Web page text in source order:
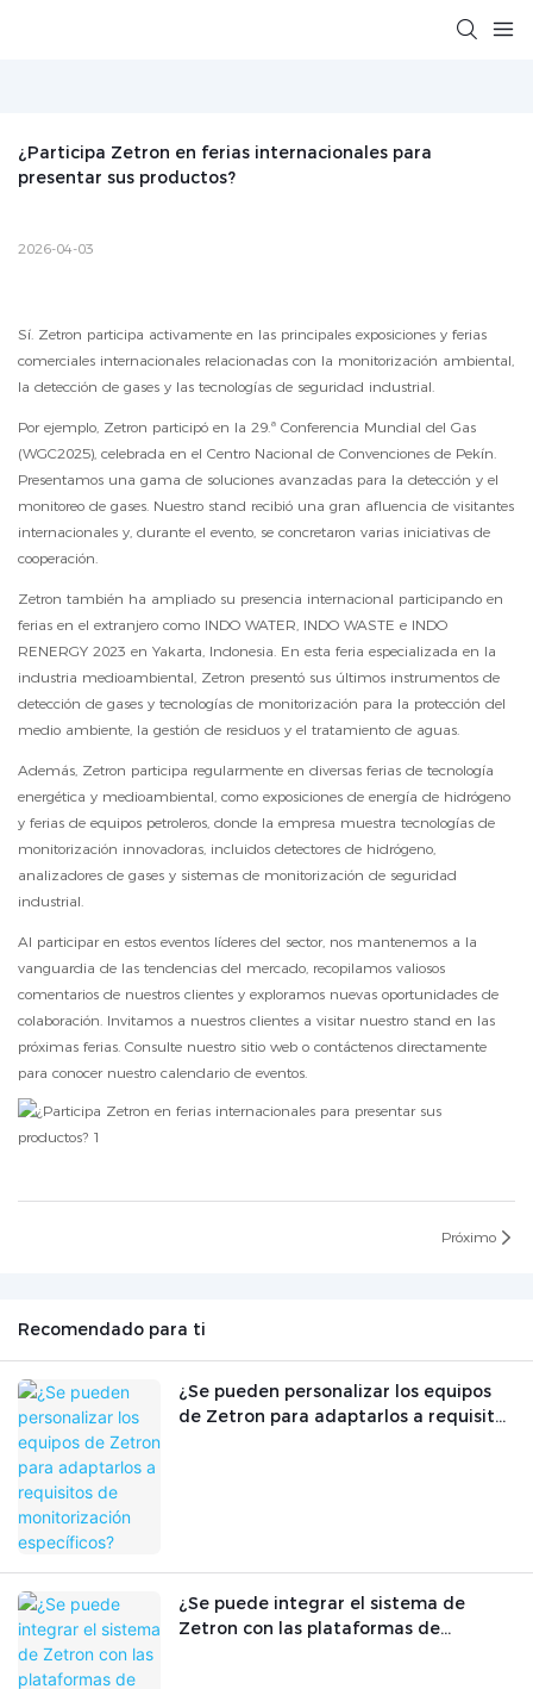
¿Participa Zetron en ferias internacionales para
presentar sus productos?
2026-04-03
Sí. Zetron participa activamente en las principales exposiciones y ferias
comerciales internacionales relacionadas con la monitorización ambiental,
la detección de gases y las tecnologías de seguridad industrial.
Por ejemplo, Zetron participó en la 29.ª Conferencia Mundial del Gas
(WGC2025), celebrada en el Centro Nacional de Convenciones de Pekín.
Presentamos una gama de soluciones avanzadas para la detección y el
monitoreo de gases. Nuestro stand recibió una gran afluencia de visitantes
internacionales y, durante el evento, se concretaron varias iniciativas de
cooperación.
Zetron también ha ampliado su presencia internacional participando en
ferias en el extranjero como INDO WATER, INDO WASTE e INDO
RENERGY 2023 en Yakarta, Indonesia. En esta feria especializada en la
industria medioambiental, Zetron presentó sus últimos instrumentos de
detección de gases y tecnologías de monitorización para la protección del
medio ambiente, la gestión de residuos y el tratamiento de aguas.
Además, Zetron participa regularmente en diversas ferias de tecnología
energética y medioambiental, como exposiciones de energía de hidrógeno
y ferias de equipos petroleros, donde la empresa muestra tecnologías de
monitorización innovadoras, incluidos detectores de hidrógeno,
analizadores de gases y sistemas de monitorización de seguridad
industrial.
Al participar en estos eventos líderes del sector, nos mantenemos a la
vanguardia de las tendencias del mercado, recopilamos valiosos
comentarios de nuestros clientes y exploramos nuevas oportunidades de
colaboración. Invitamos a nuestros clientes a visitar nuestro stand en las
próximas ferias. Consulte nuestro sitio web o contáctenos directamente
para conocer nuestro calendario de eventos.
Próximo
Recomendado para ti
¿Se pueden personalizar los equipos
de Zetron para adaptarlos a requisitos
¿Se puede integrar el sistema de
Zetron con las plataformas de